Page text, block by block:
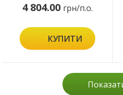
4 804.00 грн/п.о.
КУПИТИ